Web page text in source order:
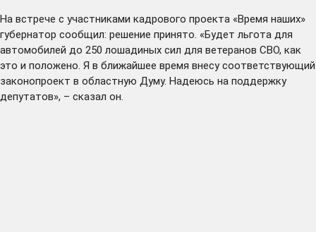
На встрече с участниками кадрового проекта «Время наших»
губернатор сообщил: решение принято. «Будет льгота для
автомобилей до 250 лошадиных сил для ветеранов СВО, как
это и положено. Я в ближайшее время внесу соответствующий
законопроект в областную Думу. Надеюсь на поддержку
депутатов», – сказал он.